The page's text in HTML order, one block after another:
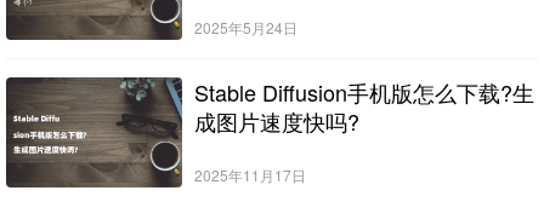
2025年5月24日
Stable Diffusion手机版怎么下载?生
成图片速度快吗?
2025年11月17日